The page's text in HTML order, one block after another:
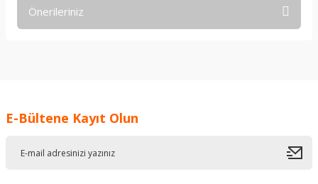
Önerileriniz
Ürün resmi kalitesiz, bozuk veya görüntülenemiyor.
E-Bültene Kayıt Olun